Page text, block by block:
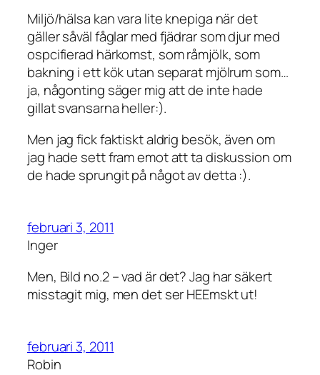
Miljö/hälsa kan vara lite knepiga när det
gäller såväl fåglar med fjädrar som djur med
ospcifierad härkomst, som råmjölk, som
bakning i ett kök utan separat mjölrum som…
ja, någonting säger mig att de inte hade
gillat svansarna heller:).
Men jag fick faktiskt aldrig besök, även om
jag hade sett fram emot att ta diskussion om
de hade sprungit på något av detta :).
februari 3, 2011
Inger
Men, Bild no.2 – vad är det? Jag har säkert
misstagit mig, men det ser HEEmskt ut!
februari 3, 2011
Robin